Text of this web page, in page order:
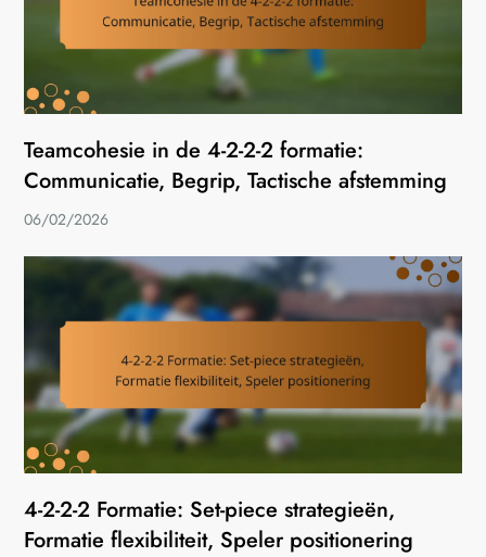
Teamcohesie in de 4-2-2-2 formatie:
Communicatie, Begrip, Tactische afstemming
06/02/2026
4-2-2-2 Formatie: Set-piece strategieën,
Formatie flexibiliteit, Speler positionering